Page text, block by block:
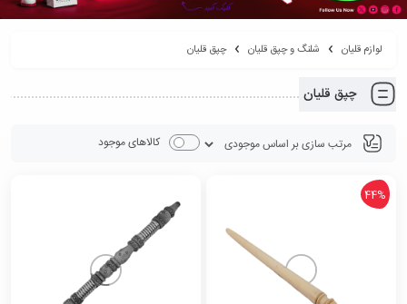
لوازم قلیان شلنگ و چپق قلیان چپق قلیان
چپق قلیان
کالاهای موجود
44%